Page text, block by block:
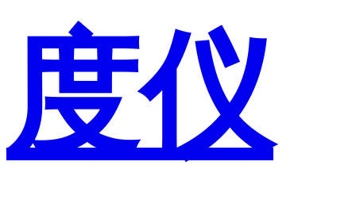
度仪